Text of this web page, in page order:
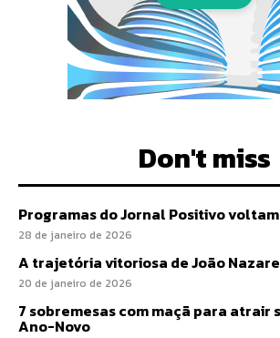
Don't miss
Programas do Jornal Positivo
28 de janeiro de 2026
A trajetória vitoriosa de João
20 de janeiro de 2026
7 sobremesas com maçã para atrair
Ano-Novo